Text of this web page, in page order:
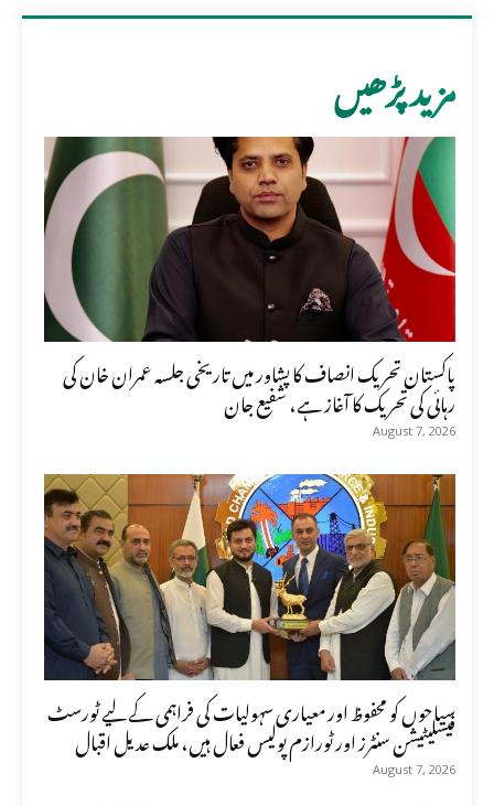
مزید پڑھیں
پاکستان تحریک انصاف کا پشاور میں تاریخی جلسہ عمران خان کی
رہائی کی تحریک کا آغاز ہے، شفیع جان
August 7, 2026
سیاحوں کو محفوظ اور معیاری سہولیات کی فراہمی کے لیے ٹورسٹ
فیسلیٹیشن سنٹرز اور ٹورازم پولیس فعال ہیں، ملک عدیل اقبال
August 7, 2026